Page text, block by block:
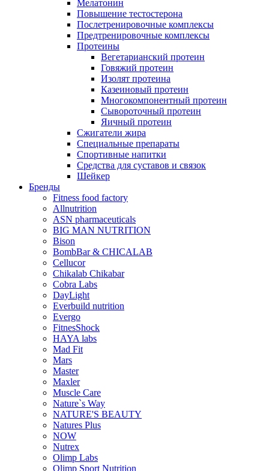
Мелатонин
Повышение тестостерона
Послетренировочные комплексы
Предтренировочные комплексы
Протеины
Вегетарианский протеин
Говяжий протеин
Изолят протеина
Казеиновый протеин
Многокомпонентный протеин
Сывороточный протеин
Яичный протеин
Сжигатели жира
Специальные препараты
Спортивные напитки
Средства для суставов и связок
Шейкер
Бренды
Fitness food factory
Allnutrition
ASN pharmaceuticals
BIG MAN NUTRITION
Bison
BombBar & CHICALAB
Cellucor
Chikalab Chikabar
Cobra Labs
DayLight
Everbuild nutrition
Evergo
FitnesShock
HAYA labs
Mad Fit
Mars
Master
Maxler
Muscle Care
Nature`s Way
NATURE'S BEAUTY
Natures Plus
NOW
Nutrex
Olimp Labs
Olimp Sport Nutrition